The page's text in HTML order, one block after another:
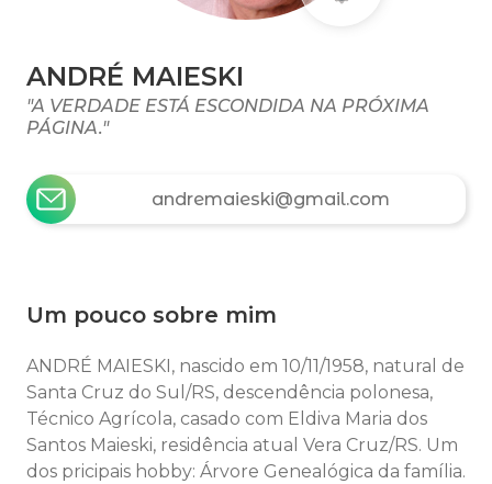
ANDRÉ MAIESKI
"A VERDADE ESTÁ ESCONDIDA NA PRÓXIMA
PÁGINA."
andremaieski@gmail.com
Um pouco sobre mim
ANDRÉ MAIESKI, nascido em 10/11/1958, natural de
Santa Cruz do Sul/RS, descendência polonesa,
Técnico Agrícola, casado com Eldiva Maria dos
Santos Maieski, residência atual Vera Cruz/RS. Um
dos pricipais hobby: Árvore Genealógica da família.